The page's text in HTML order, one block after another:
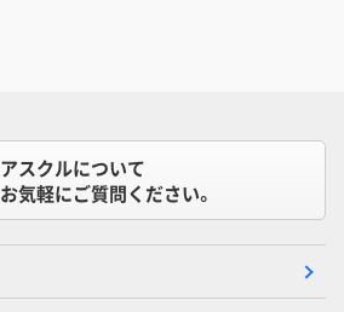
アスクルについて
お気軽にご質問ください。